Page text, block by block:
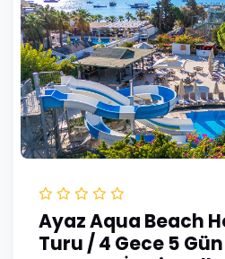
Ayaz Aqua Beach
Turu / 4 Gece 5